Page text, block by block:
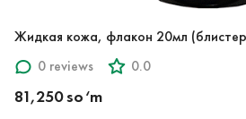
Жидкая кожа, флакон 20мл
0 reviews
0.0
81,250 so‘m